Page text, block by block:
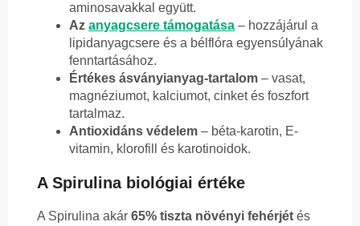
aminosavakkal együtt.
Az anyagcsere támogatása – hozzájárul a
lipidanyagcsere és a bélflóra egyensúlyának
fenntartásához.
Értékes ásványianyag-tartalom – vasat,
magnéziumot, kalciumot, cinket és foszfort
tartalmaz.
Antioxidáns védelem – béta-karotin, E-
vitamin, klorofill és karotinoidok.
A Spirulina biológiai értéke
A Spirulina akár 65% tiszta növényi fehérjét és